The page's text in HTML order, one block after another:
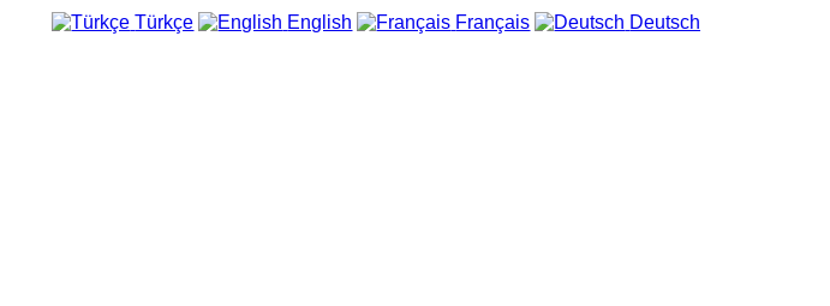
Türkçe English Français Deutsch